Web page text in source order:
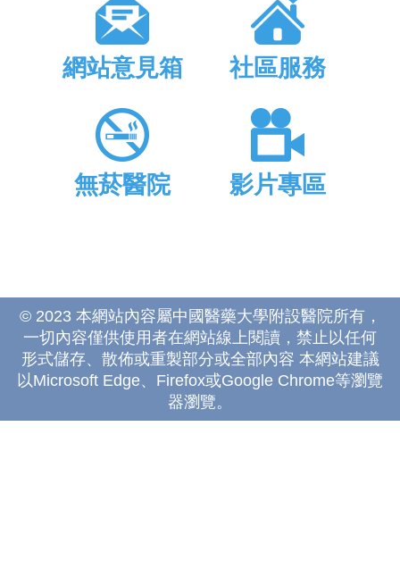
網站意見箱 社區服務
無菸醫院 影片專區
© 2023 本網站內容屬中國醫藥大學附設醫院所有，
一切內容僅供使用者在網站線上閱讀，禁止以任何
形式儲存、散佈或重製部分或全部內容 本網站建議
以Microsoft Edge、Firefox或Google Chrome等瀏覽
器瀏覽。